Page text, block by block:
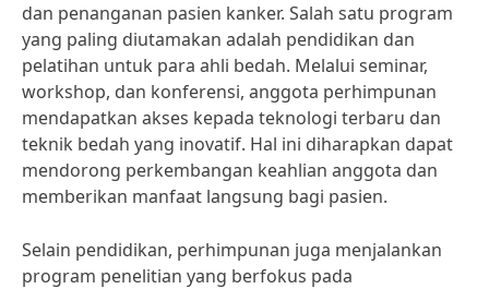
dan penanganan pasien kanker. Salah satu program
yang paling diutamakan adalah pendidikan dan
pelatihan untuk para ahli bedah. Melalui seminar,
workshop, dan konferensi, anggota perhimpunan
mendapatkan akses kepada teknologi terbaru dan
teknik bedah yang inovatif. Hal ini diharapkan dapat
mendorong perkembangan keahlian anggota dan
memberikan manfaat langsung bagi pasien.
Selain pendidikan, perhimpunan juga menjalankan
program penelitian yang berfokus pada